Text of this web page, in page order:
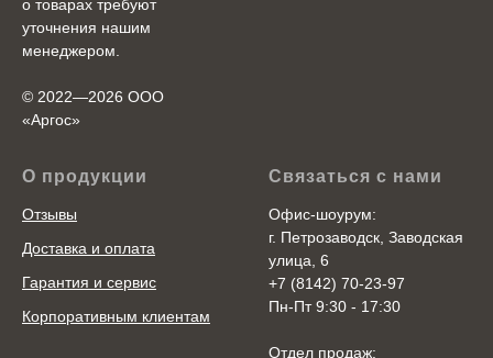
о товарах требуют
уточнения нашим
менеджером.
© 2022—2026 ООО
«Аргоc»
О продукции
Отзывы
Доставка и оплата
Гарантия и сервис
Корпоративным клиентам
Связаться с нами
Офис-шоурум:
г. Петрозаводск, Заводская
улица, 6
+7 (8142) 70-23-97
Пн-Пт 9:30 - 17:30
Отдел продаж: